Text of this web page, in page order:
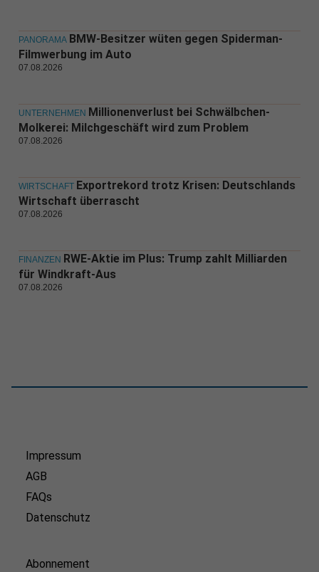
PANORAMA BMW-Besitzer wüten gegen Spiderman-
Filmwerbung im Auto
07.08.2026
UNTERNEHMEN Millionenverlust bei Schwälbchen-
Molkerei: Milchgeschäft wird zum Problem
07.08.2026
WIRTSCHAFT Exportrekord trotz Krisen: Deutschlands
Wirtschaft überrascht
07.08.2026
FINANZEN RWE-Aktie im Plus: Trump zahlt Milliarden
für Windkraft-Aus
07.08.2026
Impressum
AGB
FAQs
Datenschutz
Abonnement